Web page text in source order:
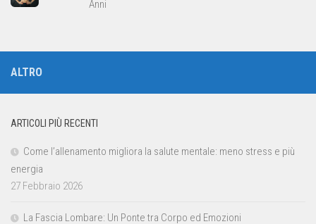
Anni
ALTRO
ARTICOLI PIÙ RECENTI
Come l’allenamento migliora la salute mentale: meno stress e più
energia
27 Febbraio 2026
La Fascia Lombare: Un Ponte tra Corpo ed Emozioni